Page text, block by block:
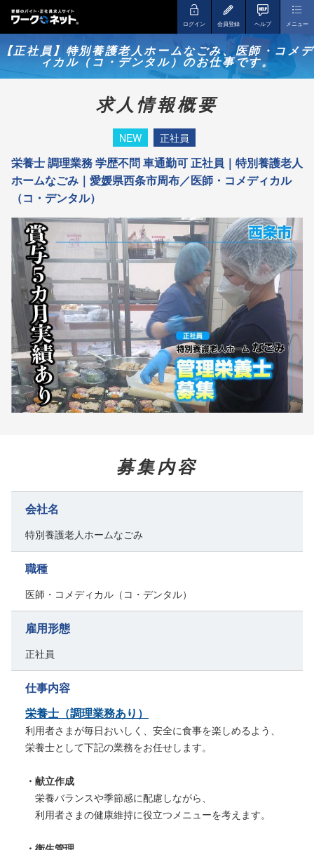
ログイン 会員登録 ヘルプ メニュー
【正社員】特別養護老人ホームなごみ、医師・コメデ
ィカル（コ・デンタル）のお仕事です。
求人情報概要
NEW 正社員
栄養士 調理業務 学歴不問 車通勤可 正社員｜特別養護老人
ホームなごみ｜愛媛県西条市周布／医師・コメディカル
（コ・デンタル）
募集内容
会社名
特別養護老人ホームなごみ
職種
医師・コメディカル（コ・デンタル）
雇用形態
正社員
仕事内容
栄養士（調理業務あり）
利用者さまが毎日おいしく、安全に食事を楽しめるよう、
栄養士として下記の業務をお任せします。
・献立作成
栄養バランスや季節感に配慮しながら、
利用者さまの健康維持に役立つメニューを考えます。